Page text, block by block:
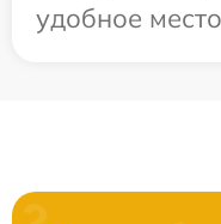
удобное